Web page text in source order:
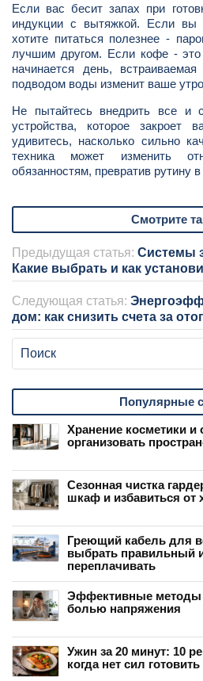
Если вас бесит запах при
индукции с вытяжкой. Если
хотите питаться полезнее -
лучшим другом. Если кофе - это
начинается день,
подводом воды изменит ваше
Не пытайтесь внедрить все и
устройства, которое
удивитесь, насколько сильно
техника может изменить
обязанностям, превратив рутину
Смотрите
Предыдущая статья: Системы
Какие выбрать и как
Следующая статья:
дом: как снизить счета за
Популярные
Хранение косметики
организовать
Сезонная чистка
шкаф и избавиться от
Греющий кабель для
выбрать правильный
переплачивать
Эффективные методы
болью напряжения
Ужин за 20 минут: 10
когда нет сил готовить